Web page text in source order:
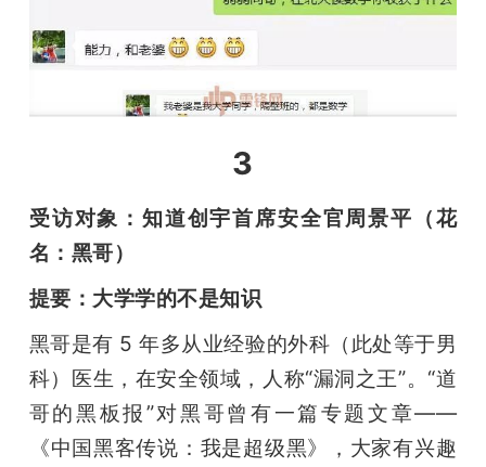
3
受访对象：知道创宇首席安全官周景平（花
名：黑哥）
提要：大学学的不是知识
黑哥是有 5 年多从业经验的外科（此处等于男
科）医生，在安全领域，人称“漏洞之王”。“道
哥的黑板报”对黑哥曾有一篇专题文章——
《中国黑客传说：我是超级黑》，大家有兴趣